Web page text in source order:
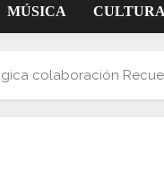
MÚSICA CULTURA
colaboración